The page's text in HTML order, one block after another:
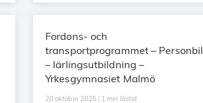
Fordons- och
transportprogrammet – Personbil
– lärlingsutbildning –
Yrkesgymnasiet Malmö
20 oktober 2025 | 1 min lästid